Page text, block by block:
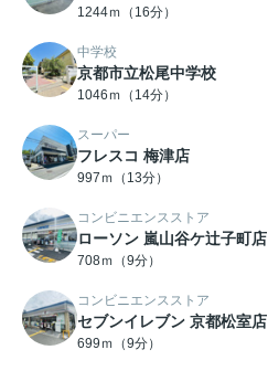
1244ｍ（16分）
中学校
京都市立松尾中学校
1046ｍ（14分）
スーパー
フレスコ 梅津店
997ｍ（13分）
コンビニエンスストア
ローソン 嵐山谷ケ辻子町店
708ｍ（9分）
コンビニエンスストア
セブンイレブン 京都松室店
699ｍ（9分）